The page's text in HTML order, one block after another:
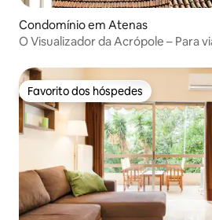
Condomínio em Atenas
O Visualizador da Acrópole – Para
Favorito dos hóspedes
Favorito dos hóspedes